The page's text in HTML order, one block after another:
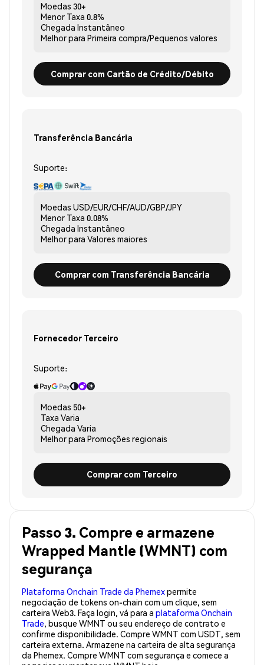
Moedas 30+
Menor Taxa 0.8%
Chegada Instantâneo
Melhor para Primeira compra/Pequenos valores
Comprar com Cartão de Crédito/Débito
Transferência Bancária
Suporte:
Moedas USD/EUR/CHF/AUD/GBP/JPY
Menor Taxa 0.08%
Chegada Instantâneo
Melhor para Valores maiores
Comprar com Transferência Bancária
Fornecedor Terceiro
Suporte:
Moedas 50+
Taxa Varia
Chegada Varia
Melhor para Promoções regionais
Comprar com Terceiro
Passo 3. Compre e armazene
Wrapped Mantle (WMNT) com
segurança
Plataforma Onchain Trade da Phemexpermite
negociação de tokens on-chain com um clique, sem
carteira Web3. Faça login, vá para a plataforma Onchain
Trade, busque WMNT ou seu endereço de contrato e
confirme disponibilidade. Compre WMNT com USDT, sem
carteira externa. Armazene na carteira de alta segurança
da Phemex. Compre WMNT com segurança e comece a